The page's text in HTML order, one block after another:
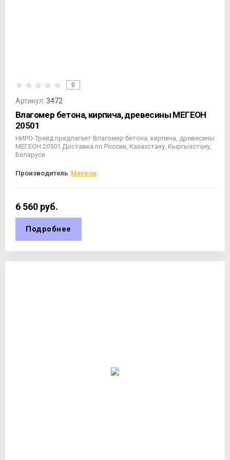
0
Артикул: 3472
Влагомер бетона, кирпича, древесины МЕГЕОН
20501
НИРО-Трейд предлагает Влагомер бетона, кирпича, древесины
МЕГЕОН 20501 Доставка по России, Казахстану, Кыргызстану,
Беларуси
Производитель Мегеон
6 560 руб.
Подробнее